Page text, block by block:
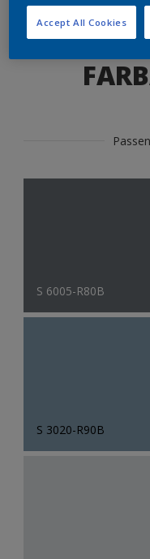
S 6005-R80B
S 3020-R90B
Accept All Cookies